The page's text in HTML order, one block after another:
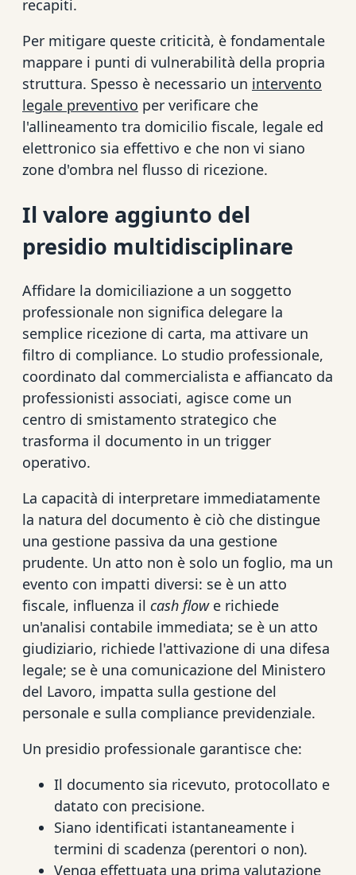
recapiti.
Per mitigare queste criticità, è fondamentale
mappare i punti di vulnerabilità della propria
struttura. Spesso è necessario un intervento
legale preventivo per verificare che
l'allineamento tra domicilio fiscale, legale ed
elettronico sia effettivo e che non vi siano
zone d'ombra nel flusso di ricezione.
Il valore aggiunto del
presidio multidisciplinare
Affidare la domiciliazione a un soggetto
professionale non significa delegare la
semplice ricezione di carta, ma attivare un
filtro di compliance. Lo studio professionale,
coordinato dal commercialista e affiancato da
professionisti associati, agisce come un
centro di smistamento strategico che
trasforma il documento in un trigger
operativo.
La capacità di interpretare immediatamente
la natura del documento è ciò che distingue
una gestione passiva da una gestione
prudente. Un atto non è solo un foglio, ma un
evento con impatti diversi: se è un atto
fiscale, influenza il cash flowe richiede
un'analisi contabile immediata; se è un atto
giudiziario, richiede l'attivazione di una difesa
legale; se è una comunicazione del Ministero
del Lavoro, impatta sulla gestione del
personale e sulla compliance previdenziale.
Un presidio professionale garantisce che:
Il documento sia ricevuto, protocollato e
datato con precisione.
Siano identificati istantaneamente i
termini di scadenza (perentori o non).
Venga effettuata una prima valutazione